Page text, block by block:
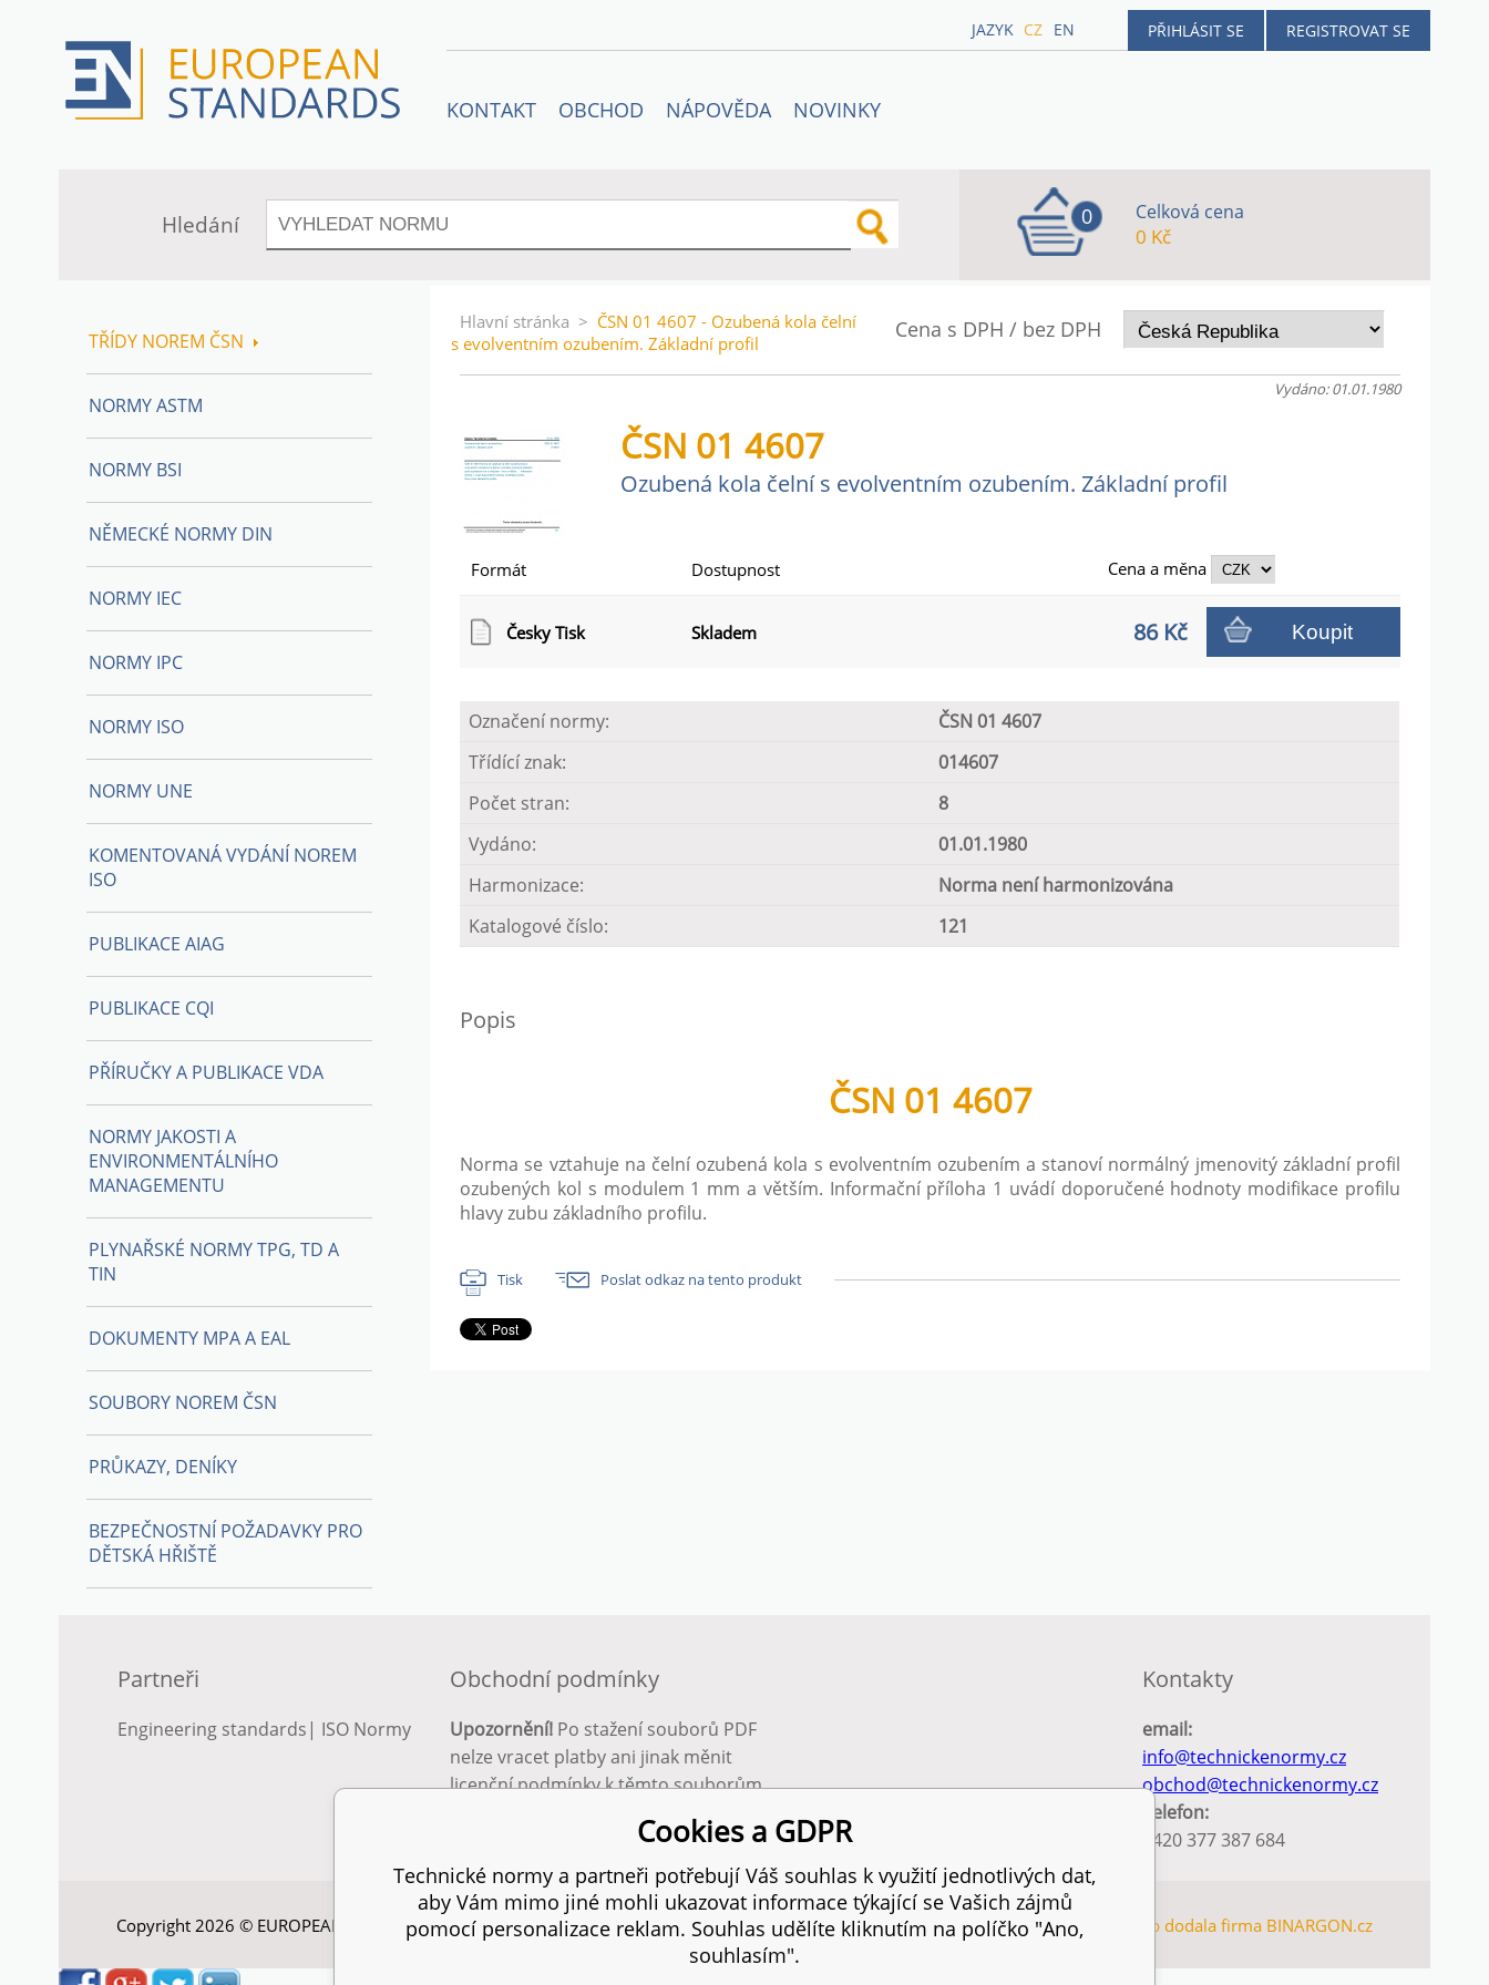
PŘIHLÁSIT SE REGISTROVAT SE
JAZYK CZ EN
KONTAKT OBCHOD NÁPOVĚDA NOVINKY
Hledání 0 Celková cena
0 Kč
Cena s DPH / bez DPH
Hlavní stránka > ČSN 01 4607 - Ozubená kola čelní
s evolventním ozubením. Základní profil
Vydáno: 01.01.1980
ČSN 01 4607
Ozubená kola čelní s evolventním ozubením. Základní profil
Formát Dostupnost Cena a měna
Česky Tisk Skladem 86 Kč Koupit
Označení normy:
ČSN 01 4607
Třídící znak:
014607
Počet stran:
8
Vydáno:
01.01.1980
Harmonizace:
Norma není harmonizována
Katalogové číslo:
121
Popis
ČSN 01 4607
Norma se vztahuje na čelní ozubená kola s evolventním ozubením a stanoví normálný jmenovitý základní profil
ozubených kol s modulem 1 mm a větším. Informační příloha 1 uvádí doporučené hodnoty modifikace profilu
hlavy zubu základního profilu.
Tisk Poslat odkaz na tento produkt
TŘÍDY NOREM ČSN
NORMY ASTM
NORMY BSI
NĚMECKÉ NORMY DIN
NORMY IEC
NORMY IPC
NORMY ISO
NORMY UNE
KOMENTOVANÁ VYDÁNÍ NOREM
ISO
PUBLIKACE AIAG
PUBLIKACE CQI
PŘÍRUČKY A PUBLIKACE VDA
NORMY JAKOSTI A
ENVIRONMENTÁLNÍHO
MANAGEMENTU
PLYNAŘSKÉ NORMY TPG, TD A
TIN
DOKUMENTY MPA A EAL
SOUBORY NOREM ČSN
PRŮKAZY, DENÍKY
BEZPEČNOSTNÍ POŽADAVKY PRO
DĚTSKÁ HŘIŠTĚ
Partneři
Engineering standards | ISO Normy
Obchodní podmínky
Upozornění! Po stažení souborů PDF
nelze vracet platby ani jinak měnit
licenční podmínky k těmto souborům.
Kontakty
email:
info@technickenormy.cz
obchod@technickenormy.cz
Telefon:
+420 377 387 684
Copyright 2026 © EUROPEAN STANDARD. Všechna práva vyhrazena. SITEMAP Tento eshop dodala firma BINARGON.cz
Cookies a GDPR
Technické normy a partneři potřebují Váš souhlas k využití jednotlivých dat,
aby Vám mimo jiné mohli ukazovat informace týkající se Vašich zájmů
pomocí personalizace reklam. Souhlas udělíte kliknutím na políčko "Ano,
souhlasím".